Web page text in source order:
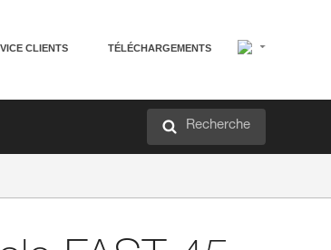
CLIENTS TÉLÉCHARGEMENTS
Recherche